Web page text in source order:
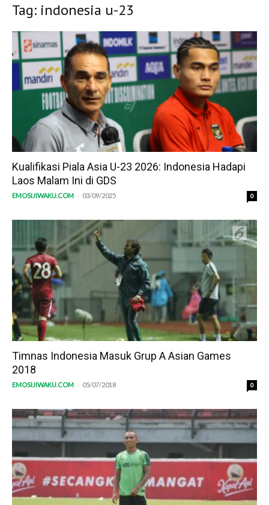
Tag: indonesia u-23
Kualifikasi Piala Asia U-23 2026: Indonesia Hadapi
Laos Malam Ini di GDS
EMOSIJIWAKU.COM - 03/09/2025 0
Timnas Indonesia Masuk Grup A Asian Games
2018
EMOSIJIWAKU.COM - 05/07/2018 0